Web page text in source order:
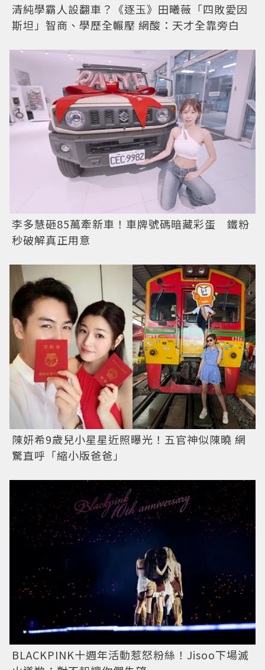
清純學霸人設翻車？《逐玉》田曦薇「四敗愛因
斯坦」智商、學歷全輾壓 網酸：天才全靠旁白
李多慧砸85萬牽新車！車牌號碼暗藏彩蛋 鐵粉
秒破解真正用意
陳妍希9歲兒小星星近照曝光！五官神似陳曉 網
驚直呼「縮小版爸爸」
BLACKPINK十週年活動惹怒粉絲！Jisoo下場滅